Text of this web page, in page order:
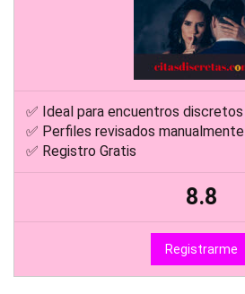
✅ Ideal para encuentros discretos
✅ Perfiles revisados manualmente
✅ Registro Gratis
8.8
Registrarme